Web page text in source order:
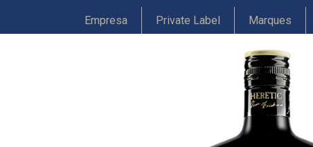
Empresa Private Label Marques